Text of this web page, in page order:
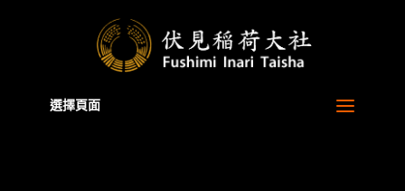
: A non-numeric value encountered in
/home/xb829880/inari.jp/public_html/zh-tw/wp-
選擇頁面